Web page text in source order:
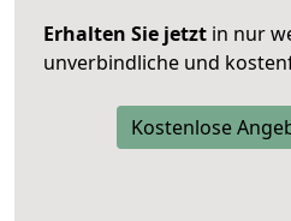
Erhalten Sie jetzt in nur
unverbindliche und
Kostenlose